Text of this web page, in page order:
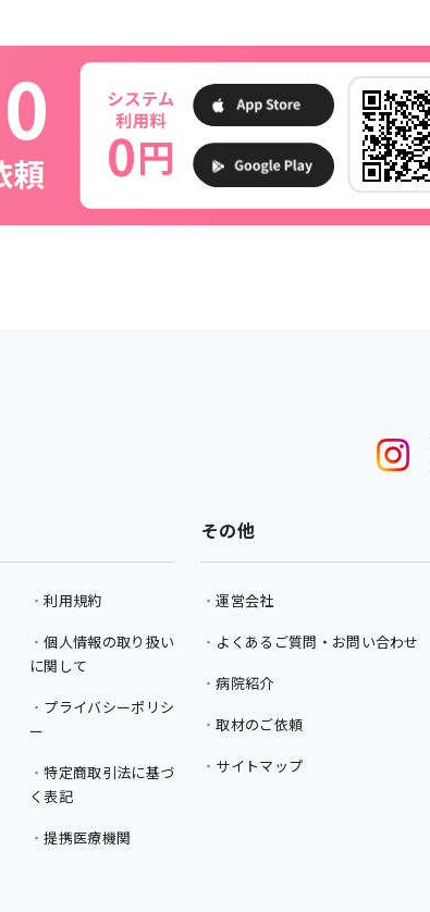
0
利用規約
個人情報の取り扱い
に関して
プライバシーポリシ
ー
特定商取引法に基づ
く表記
提携医療機関
その他
運営会社
よくあるご質問・お問い合わせ
病院紹介
取材のご依頼
サイトマップ